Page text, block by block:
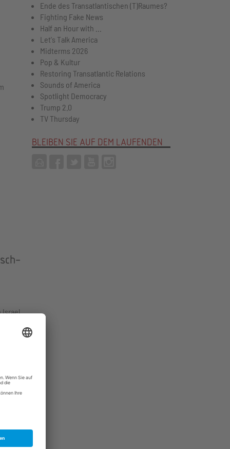
Israel
Ende des Transatlantischen (T)Raumes?
Fighting Fake News
Half an Hour with ...
Let's Talk America
Midterms 2026
Pop & Kultur
Restoring Transatlantic Relations
Sounds of America
Spotlight Democracy
Trump 2.0
TV Thursday
BLEIBEN SIE AUF DEM LAUFENDEN